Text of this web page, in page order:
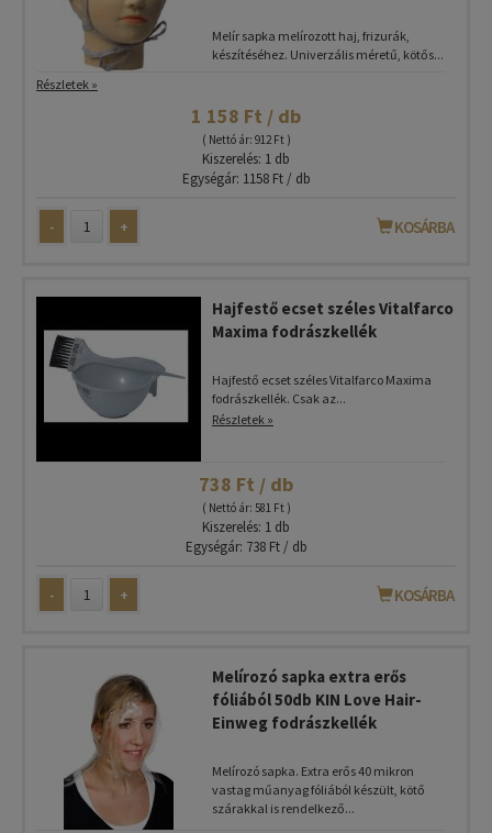
Melír sapka melírozott haj, frizurák,
készítéséhez. Univerzális méretű, kötős...
Részletek »
1 158 Ft / db
( Nettó ár: 912 Ft )
Kiszerelés: 1 db
Egységár: 1158 Ft / db
- + KOSÁRBA
Hajfestő ecset széles Vitalfarco
Maxima fodrászkellék
Hajfestő ecset széles Vitalfarco Maxima
fodrászkellék. Csak az...
Részletek »
738 Ft / db
( Nettó ár: 581 Ft )
Kiszerelés: 1 db
Egységár: 738 Ft / db
- + KOSÁRBA
Melírozó sapka extra erős
fóliából 50db KIN Love Hair-
Einweg fodrászkellék
Melírozó sapka. Extra erős 40 mikron
vastag műanyag fóliából készült, kötő
szárakkal is rendelkező...